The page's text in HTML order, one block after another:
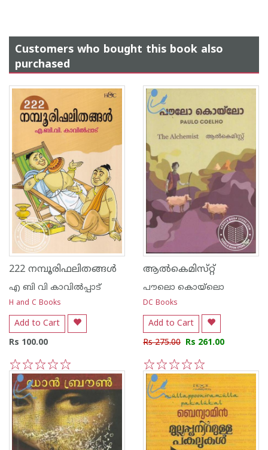
Customers who bought this book also
purchased
222 നമ്പൂരിഫലിതങ്ങള്‍
എ ബി വി കാവില്‍പ്പാട്
H and C Books
Add to Cart
Rs 100.00
5
4
3
2
1
ആല്‍കെമിസ്‌റ്റ്‌
പൗലൊ കൊയ്ലൊ
DC Books
Add to Cart
Rs 275.00 Rs 261.00
5
4
3
2
1